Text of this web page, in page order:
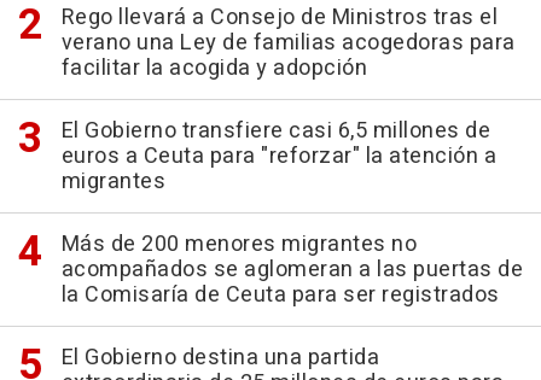
Rego llevará a Consejo de Ministros tras el
verano una Ley de familias acogedoras para
facilitar la acogida y adopción
El Gobierno transfiere casi 6,5 millones de
euros a Ceuta para "reforzar" la atención a
migrantes
Más de 200 menores migrantes no
acompañados se aglomeran a las puertas de
la Comisaría de Ceuta para ser registrados
El Gobierno destina una partida